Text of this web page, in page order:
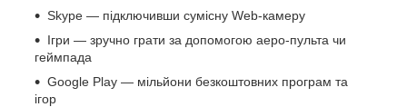
Skype — підключивши сумісну Web-камеру
Ігри — зручно грати за допомогою аеро-пульта чи
геймпада
Google Play — мільйони безкоштовних програм та
ігор